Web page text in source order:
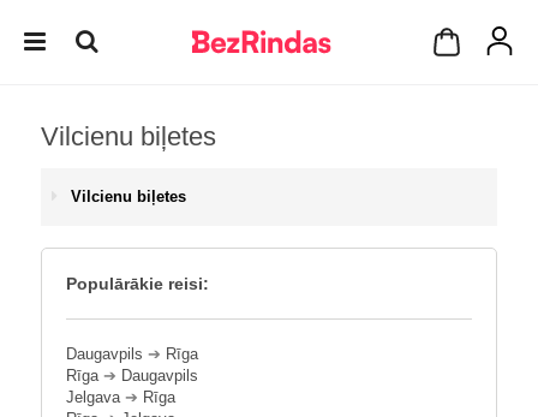
Vilcienu biļetes
Vilcienu biļetes
Populārākie reisi:
Daugavpils ➔ Rīga
Rīga➔ Daugavpils
Jelgava➔ Rīga